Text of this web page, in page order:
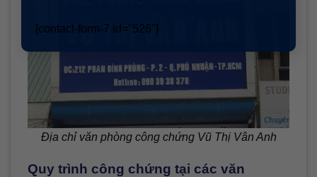
[contact-form-7 id="526"]
Địa chỉ văn phòng công chứng Vũ Thị Vân Anh
Quy trình công chứng tại các văn